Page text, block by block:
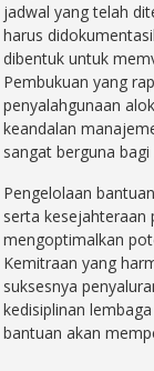
jadwal yang telah
harus
dibentuk untuk
Pembukuan yang
penyalahgunaan
keandalan
sangat berguna
Pengelolaan
serta kesejahteraan
mengoptimalkan
Kemitraan yang
suksesnya
kedisiplinan
bantuan akan